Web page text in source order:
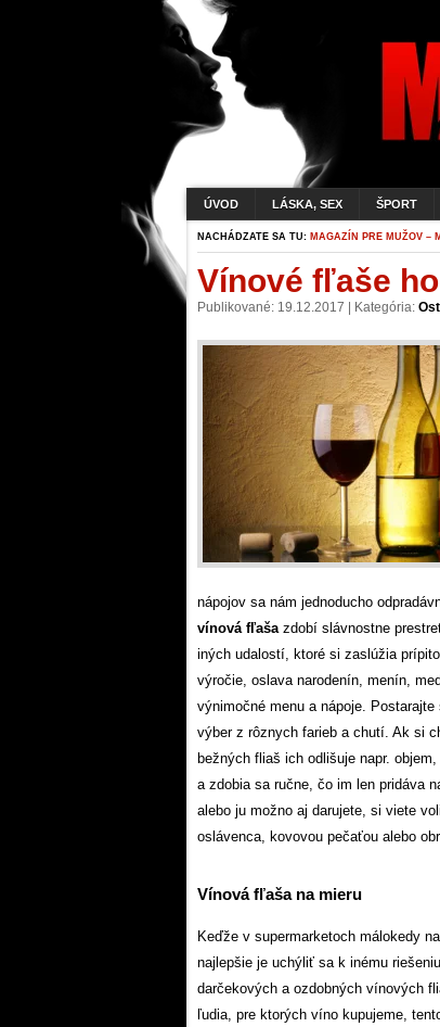
ÚVOD LÁSKA, SEX ŠPORT
NACHÁDZATE SA TU: MAGAZÍN PRE MUŽOV –
Vínové fľaše
Publikované: 19.12.2017 | Kategória:
nápojov sa nám jednoducho
vínová fľašazdobí slávnostne
iných udalostí, ktoré si zaslúžia
výročie, oslava narodenín, menín,
výnimočné menu a nápoje.
výber z rôznych farieb a chutí. Ak si
bežných fliaš ich odlišuje napr.
a zdobia sa ručne, čo im len pridáva
alebo ju možno aj darujete, si viete
oslávenca, kovovou pečaťou alebo
Vínová fľaša na mieru
Keďže v supermarketoch málokedy
najlepšie je uchýliť sa k inému
darčekových a ozdobných vínových
ľudia, pre ktorých víno kupujeme,